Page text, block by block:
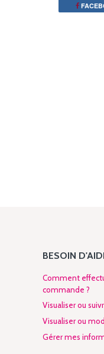
BESOIN
Comment
commande ?
Visualiser ou
Visualiser ou
Gérer mes